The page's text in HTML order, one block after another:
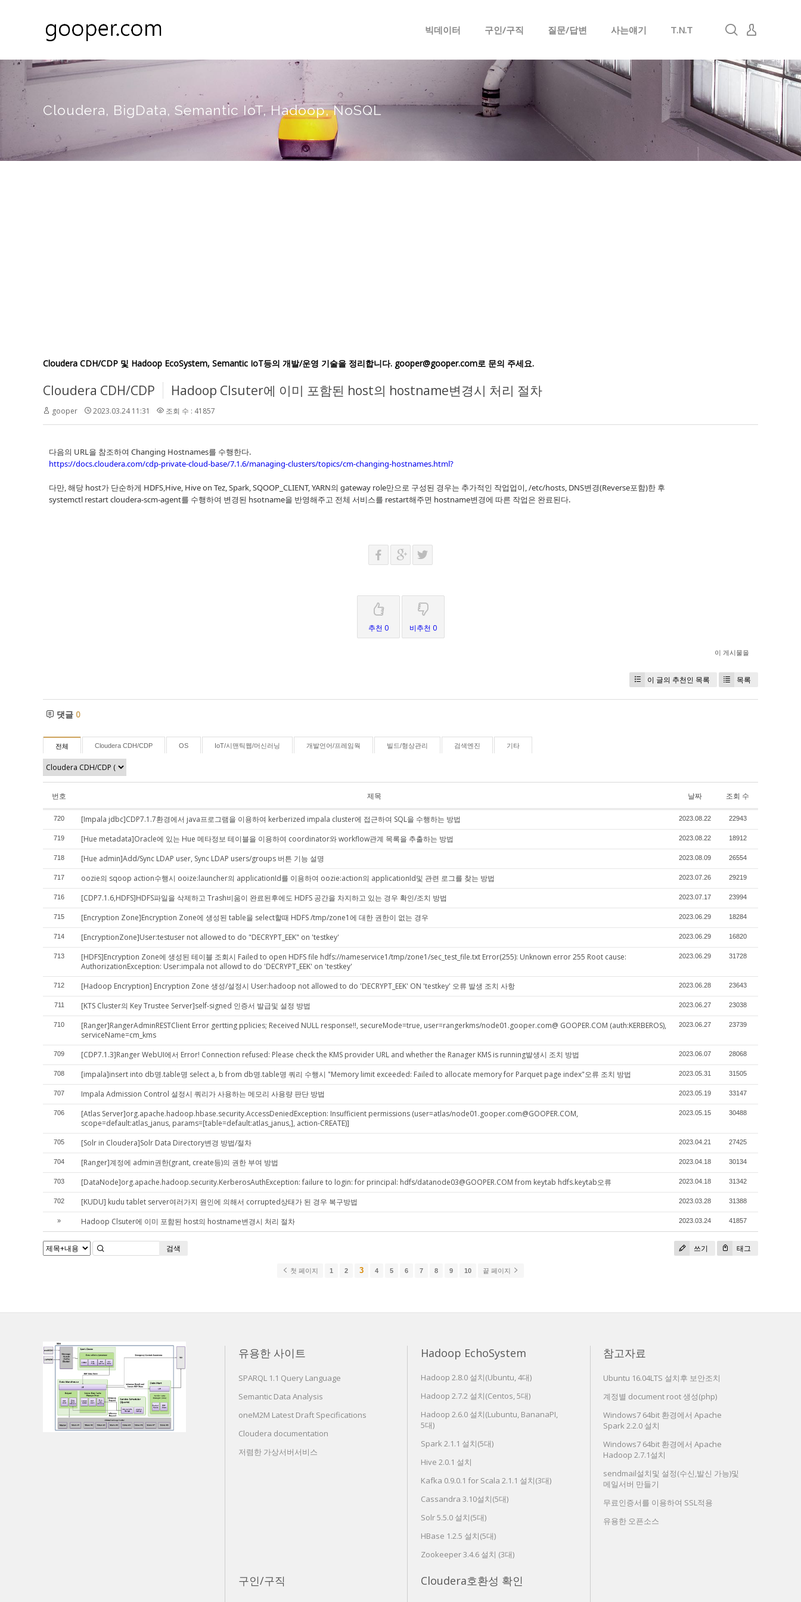
로그인
빅데이터 구인/구직 질문/답변 사는얘기 T.N.T
Cloudera, BigData, Semantic IoT, Hadoop, NoSQL
Cloudera CDH/CDP 및 Hadoop EcoSystem, Semantic IoT등의 개발/운영 기술을 정리합니다. gooper@gooper.com로 문의 주세요.
Cloudera CDH/CDP Hadoop Clsuter에 이미 포함된 host의 hostname변경시 처리 절차
gooper 2023.03.24 11:31 조회 수 : 41857
다음의 URL을 참조하여 Changing Hostnames를 수행한다.
https://docs.cloudera.com/cdp-private-cloud-base/7.1.6/managing-clusters/topics/cm-changing-hostnames.html?
다만, 해당 host가 단순하게 HDFS,Hive, Hive on Tez, Spark, SQOOP_CLIENT, YARN의 gateway role만으로 구성된 경우는 추가적인 작업업이, /etc/hosts, DNS변경(Reverse포함)한 후
systemctl restart cloudera-scm-agent를 수행하여 변경된 hsotname을 반영해주고 전체 서비스를 restart해주면 hostname변경에 따른 작업은 완료된다.
추천 0 비추천 0
이 게시물을
이 글의 추천인 목록 목록
댓글 0
전체 Cloudera CDH/CDP OS IoT/시맨틱웹/머신러닝 개발언어/프레임웍 빌드/형상관리 검색엔진 기타
번호 제목 날짜 조회 수
720 [Impala jdbc]CDP7.1.7환경에서 java프로그램을 이용하여 kerberized impala cluster에 접근하여 SQL을 수행하는 방법 2023.08.22 22943
719 [Hue metadata]Oracle에 있는 Hue 메타정보 테이블을 이용하여 coordinator와 workflow관계 목록을 추출하는 방법 2023.08.22 18912
718 [Hue admin]Add/Sync LDAP user, Sync LDAP users/groups 버튼 기능 설명 2023.08.09 26554
717 oozie의 sqoop action수행시 ooize:launcher의 applicationId를 이용하여 oozie:action의 applicationId및 관련 로그를 찾는 방법 2023.07.26 29219
716 [CDP7.1.6,HDFS]HDFS파일을 삭제하고 Trash비움이 완료된후에도 HDFS 공간을 차지하고 있는 경우 확인/조치 방법 2023.07.17 23994
715 [Encryption Zone]Encryption Zone에 생성된 table을 select할때 HDFS /tmp/zone1에 대한 권한이 없는 경우 2023.06.29 18284
714 [EncryptionZone]User:testuser not allowed to do "DECRYPT_EEK" on 'testkey' 2023.06.29 16820
713
[HDFS]Encryption Zone에 생성된 테이블 조회시 Failed to open HDFS file hdfs://nameservice1/tmp/zone1/sec_test_file.txt Error(255): Unknown error 255 Root cause:
AuthorizationException: User:impala not allowd to do 'DECRYPT_EEK' on 'testkey'
2023.06.29 31728
712 [Hadoop Encryption] Encryption Zone 생성/설정시 User:hadoop not allowed to do 'DECRYPT_EEK' ON 'testkey' 오류 발생 조치 사항 2023.06.28 23643
711 [KTS Cluster의 Key Trustee Server]self-signed 인증서 발급및 설정 방법 2023.06.27 23038
710
[Ranger]RangerAdminRESTClient Error gertting pplicies; Received NULL response!!, secureMode=true, user=rangerkms/node01.gooper.com@ GOOPER.COM (auth:KERBEROS),
serviceName=cm_kms
2023.06.27 23739
709 [CDP7.1.3]Ranger WebUI에서 Error! Connection refused: Please check the KMS provider URL and whether the Ranager KMS is running발생시 조치 방법 2023.06.07 28068
708 [impala]insert into db명.table명 select a, b from db명.table명 쿼리 수행시 "Memory limit exceeded: Failed to allocate memory for Parquet page index"오류 조치 방법 2023.05.31 31505
707 Impala Admission Control 설정시 쿼리가 사용하는 메모리 사용량 판단 방법 2023.05.19 33147
706
[Atlas Server]org.apache.hadoop.hbase.security.AccessDeniedException: Insufficient permissions (user=atlas/node01.gooper.com@GOOPER.COM,
scope=default:atlas_janus, params=[table=default:atlas_janus,], action-CREATE)]
2023.05.15 30488
705 [Solr in Cloudera]Solr Data Directory변경 방법/절차 2023.04.21 27425
704 [Ranger]계정에 admin권한(grant, create등)의 권한 부여 방법 2023.04.18 30134
703 [DataNode]org.apache.hadoop.security.KerberosAuthException: failure to login: for principal: hdfs/datanode03@GOOPER.COM from keytab hdfs.keytab오류 2023.04.18 31342
702 [KUDU] kudu tablet server여러가지 원인에 의해서 corrupted상태가 된 경우 복구방법 2023.03.28 31388
» Hadoop Clsuter에 이미 포함된 host의 hostname변경시 처리 절차 2023.03.24 41857
쓰기 태그
검색
첫 페이지 1 2 3 4 5 6 7 8 9 10 끝 페이지
유용한 사이트
SPARQL 1.1 Query Language
Semantic Data Analysis
oneM2M Latest Draft Specifications
Cloudera documentation
저렴한 가상서버서비스
Hadoop EchoSystem
Hadoop 2.8.0 설치(Ubuntu, 4대)
Hadoop 2.7.2 설치(Centos, 5대)
Hadoop 2.6.0 설치(Lubuntu, BananaPI,
5대)
Spark 2.1.1 설치(5대)
Hive 2.0.1 설치
Kafka 0.9.0.1 for Scala 2.1.1 설치(3대)
Cassandra 3.10설치(5대)
Solr 5.5.0 설치(5대)
HBase 1.2.5 설치(5대)
Zookeeper 3.4.6 설치 (3대)
참고자료
Ubuntu 16.04LTS 설치후 보안조치
계정별 document root 생성(php)
Windows7 64bit 환경에서 Apache
Spark 2.2.0 설치
Windows7 64bit 환경에서 Apache
Hadoop 2.7.1설치
sendmail설치및 설정(수신,발신 가능)및
메일서버 만들기
무료인증서를 이용하여 SSL적용
유용한 오픈소스
구인/구직 Cloudera호환성 확인